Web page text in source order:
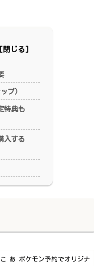
プ）
特典も
入する
あ ポケモン予約でオリジナ